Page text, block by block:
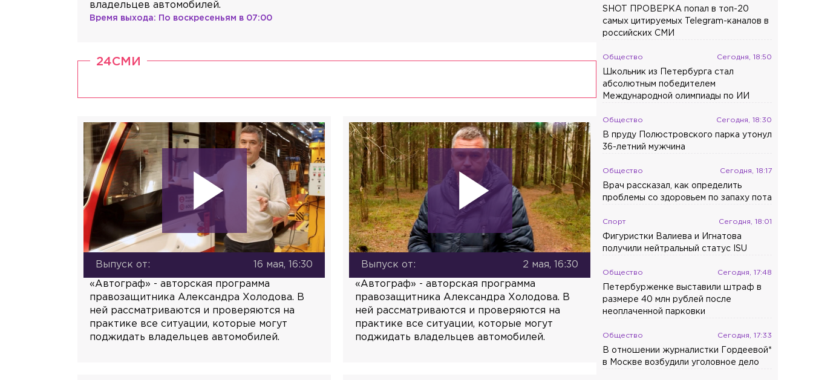
владельцев автомобилей.
Время выхода: По воскресеньям в 07:00
24СМИ
Выпуск от: 16 мая, 16:30
«Автограф» - авторская программа
правозащитника Александра Холодова. В
ней рассматриваются и проверяются на
практике все ситуации, которые могут
поджидать владельцев автомобилей.
Выпуск от: 2 мая, 16:30
«Автограф» - авторская программа
правозащитника Александра Холодова. В
ней рассматриваются и проверяются на
практике все ситуации, которые могут
поджидать владельцев автомобилей.
SHOT ПРОВЕРКА попал в топ-20
самых цитируемых Telegram-каналов в
российских СМИ
Общество Сегодня, 18:50
Школьник из Петербурга стал
абсолютным победителем
Международной олимпиады по ИИ
Общество Сегодня, 18:30
В пруду Полюстровского парка утонул
36-летний мужчина
Общество Сегодня, 18:17
Врач рассказал, как определить
проблемы со здоровьем по запаху пота
Спорт Сегодня, 18:01
Фигуристки Валиева и Игнатова
получили нейтральный статус ISU
Общество Сегодня, 17:48
Петербурженке выставили штраф в
размере 40 млн рублей после
неоплаченной парковки
Общество Сегодня, 17:33
В отношении журналистки Гордеевой*
в Москве возбудили уголовное дело